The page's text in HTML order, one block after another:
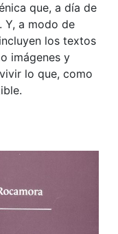
que, a día de
Y, a modo de
los textos
imágenes y
lo que, como